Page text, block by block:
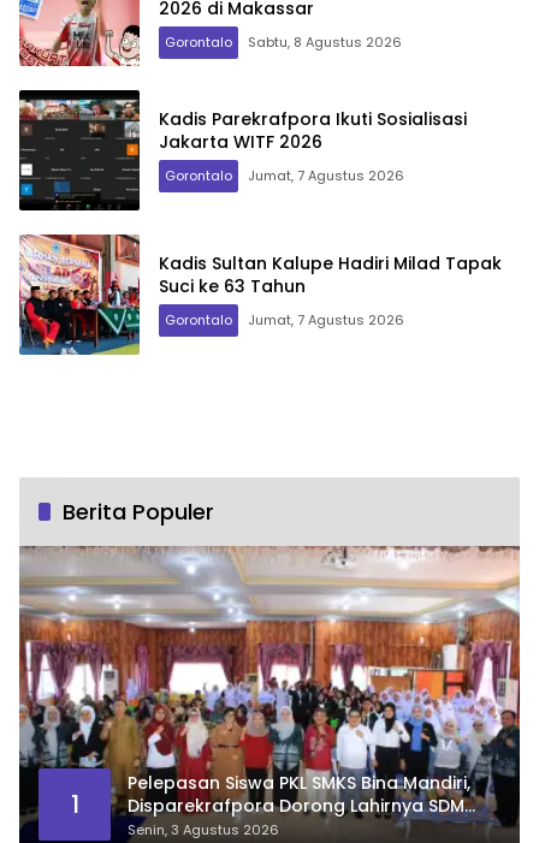
2026 di Makassar
Gorontalo Sabtu, 8 Agustus 2026
Kadis Parekrafpora Ikuti Sosialisasi
Jakarta WITF 2026
Gorontalo Jumat, 7 Agustus 2026
Kadis Sultan Kalupe Hadiri Milad Tapak
Suci ke 63 Tahun
Gorontalo Jumat, 7 Agustus 2026
Berita Populer
1
Pelepasan Siswa PKL SMKS Bina Mandiri,
Disparekrafpora Dorong Lahirnya SDM
Pariwisata Unggul
Senin, 3 Agustus 2026